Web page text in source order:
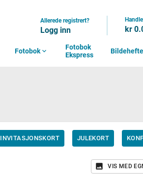
Allerede registrert?
Logg inn kr
Fotobok expand_more
Fotobok
Ekspress
Bildehefte
INVITASJONSKORT JULEKORT
VIS MED